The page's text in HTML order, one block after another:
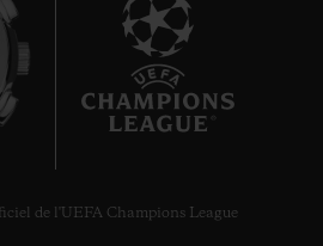
de l'UEFA Champions League